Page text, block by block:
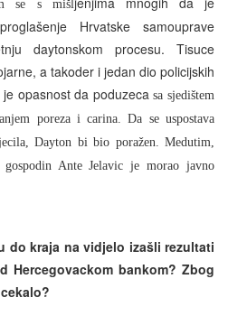
se s mišl
Hrvatske samouprave
daytonskom procesu. Tisuce
a takoder i jedan dio policijskih
opasnost da poduzecasa sjedištem
poreza i carina. Da se uspostava
Dayton bi bio poražen. Medutim,
Ante Jelavic je morao javno
do kraja na vidjelo izašli rezultati
Hercegovackom bankom? Zbog